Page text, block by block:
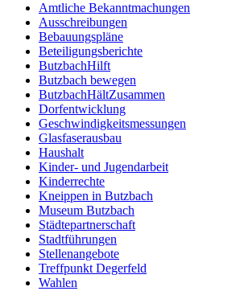
Amtliche Bekanntmachungen
Ausschreibungen
Bebauungspläne
Beteiligungsberichte
ButzbachHilft
Butzbach bewegen
ButzbachHältZusammen
Dorfentwicklung
Geschwindigkeitsmessungen
Glasfaserausbau
Haushalt
Kinder- und Jugendarbeit
Kinderrechte
Kneippen in Butzbach
Museum Butzbach
Städtepartnerschaft
Stadtführungen
Stellenangebote
Treffpunkt Degerfeld
Wahlen